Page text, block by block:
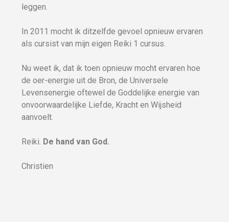
leggen.
In 2011 mocht ik ditzelfde gevoel opnieuw ervaren
als cursist van mijn eigen Reiki 1 cursus.
Nu weet ik, dat ik toen opnieuw mocht ervaren hoe
de oer-energie uit de Bron, de Universele
Levensenergie oftewel de Goddelijke energie van
onvoorwaardelijke Liefde, Kracht en Wijsheid
aanvoelt.
Reiki. De hand van God.
Christien